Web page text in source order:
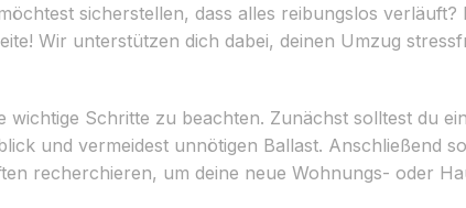
sicherstellen, dass alles reibungslos
Wir unterstützen dich dabei, deinen Umzug
Schritte zu beachten. Zunächst solltest du
und vermeidest unnötigen Ballast. Anschließend
recherchieren, um deine neue Wohnungs- oder